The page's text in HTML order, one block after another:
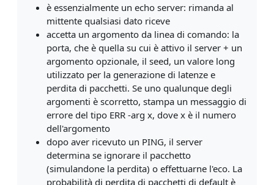
è essenzialmente un echo server: rimanda al
mittente qualsiasi dato riceve
accetta un argomento da linea di comando: la
porta, che è quella su cui è attivo il server + un
argomento opzionale, il seed, un valore long
utilizzato per la generazione di latenze e
perdita di pacchetti. Se uno qualunque degli
argomenti è scorretto, stampa un messaggio di
errore del tipo ERR -arg x, dove x è il numero
dell'argomento
dopo aver ricevuto un PING, il server
determina se ignorare il pacchetto
(simulandone la perdita) o effettuarne l'eco. La
probabilità di perdita di pacchetti di default è